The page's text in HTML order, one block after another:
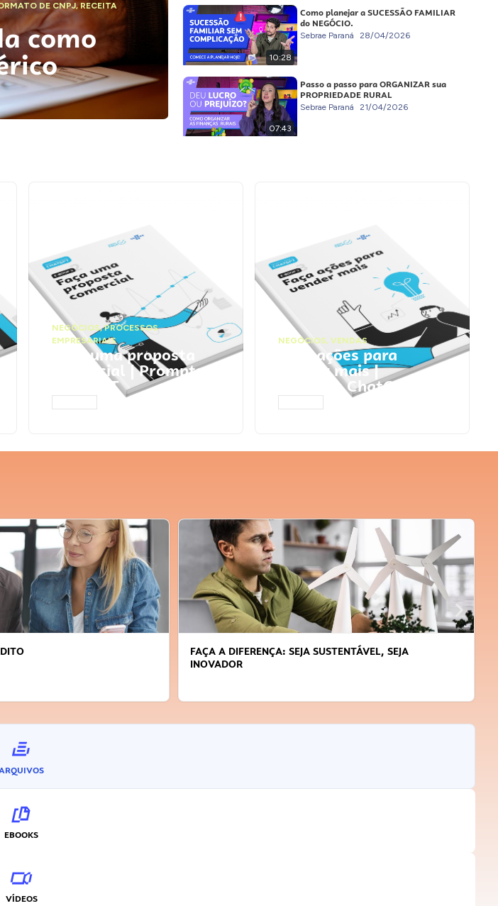
DE CNPJ,RECEITA
como
10:28
Como planejar a SUCESSÃO FAMILIAR
do NEGÓCIO.
Sebrae Paraná 28/04/2026
07:43
Passo a passo para ORGANIZAR sua
PROPRIEDADE RURAL
Sebrae Paraná 21/04/2026
NEGÓCIOS,PROCESSOS
EMPRESARIAIS
Faça uma proposta
comercial | Prompts
ChatGPT
NEGÓCIOS, VENDAS
Faça ações para
vender mais |
Prompts ChatGPT
FAÇA A DIFERENÇA: SEJA SUSTENTÁVEL, SEJA
INOVADOR
EBOOKS
VÍDEOS